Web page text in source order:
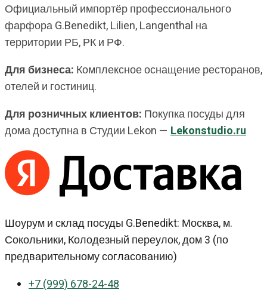
Официальный импортёр профессионального
фарфора G.Benedikt, Lilien, Langenthal на
территории РБ, РК и РФ.
Для бизнеса: Комплексное оснащение ресторанов,
отелей и гостиниц.
Для розничных клиентов: Покупка посуды для
дома доступна в Студии Lekon — Lekonstudio.ru
Шоурум и склад посуды G.Benedikt: Москва, м.
Сокольники, Колодезный переулок, дом 3 (по
предварительному согласованию)
+7 (999) 678-24-48